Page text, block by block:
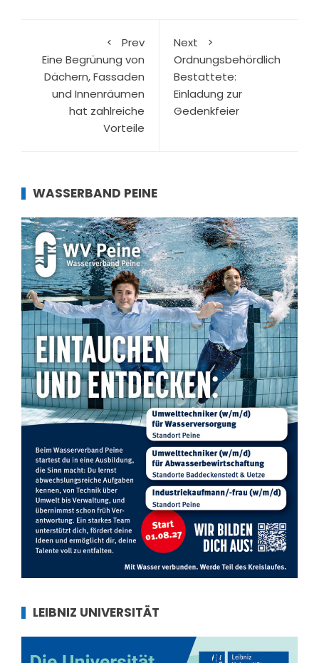
Prev
Eine Begrünung von
Dächern, Fassaden
und Innenräumen
hat zahlreiche
Vorteile
Next
Ordnungsbehördlich
Bestattete:
Einladung zur
Gedenkfeier
WASSERBAND PEINE
LEIBNIZ UNIVERSITÄT